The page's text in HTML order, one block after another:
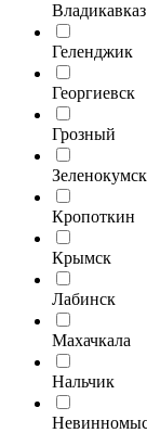
Владикавказ
Геленджик
Георгиевск
Грозный
Зеленокумск
Кропоткин
Крымск
Лабинск
Махачкала
Нальчик